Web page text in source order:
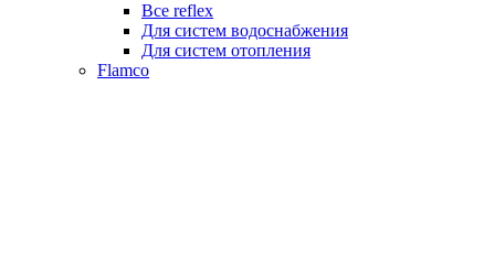
Все reflex
Для систем водоснабжения
Для систем отопления
Flamco